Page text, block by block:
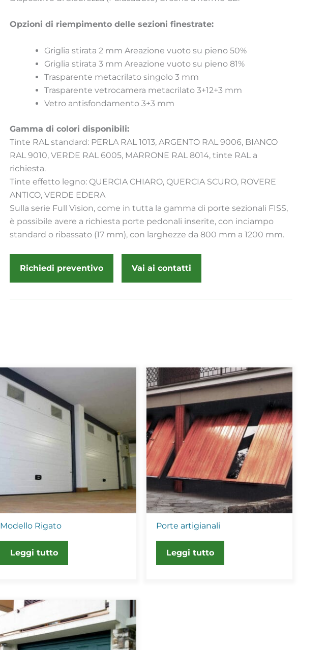
Opzioni di riempimento delle sezioni finestrate:
Griglia stirata 2 mm Areazione vuoto su pieno 50%
Griglia stirata 3 mm Areazione vuoto su pieno 81%
Trasparente metacrilato singolo 3 mm
Trasparente vetrocamera metacrilato 3+12+3 mm
Vetro antisfondamento 3+3 mm
Gamma di colori disponibili:
Tinte RAL standard: PERLA RAL 1013, ARGENTO RAL 9006, BIANCO
RAL 9010, VERDE RAL 6005, MARRONE RAL 8014, tinte RAL a
richiesta.
Tinte effetto legno: QUERCIA CHIARO, QUERCIA SCURO, ROVERE
ANTICO, VERDE EDERA
Sulla serie Full Vision, come in tutta la gamma di porte sezionali FISS,
è possibile avere a richiesta porte pedonali inserite, con inciampo
standard o ribassato (17 mm), con larghezze da 800 mm a 1200 mm.
Richiedi preventivo Vai ai contatti
Modello Rigato
Leggi tutto
Porte artigianali
Leggi tutto